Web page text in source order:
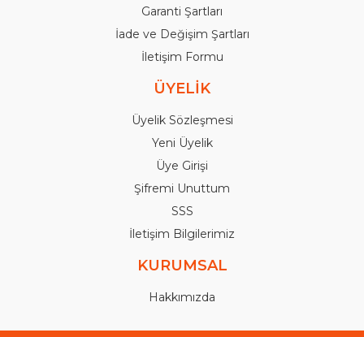
Garanti Şartları
İade ve Değişim Şartları
İletişim Formu
ÜYELİK
Üyelik Sözleşmesi
Yeni Üyelik
Üye Girişi
Şifremi Unuttum
SSS
İletişim Bilgilerimiz
KURUMSAL
Hakkımızda